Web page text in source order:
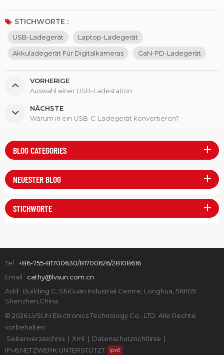
STICHWORTE :
USB-Ladegerät
Laptop-Ladegerät
Akkuladegerät Für Digitalkameras
GaN-PD-Ladegerät
VORHERIGE
Auswahl einer USB-Ladestation
NÄCHSTE
Warum in ein USB-C-Ladegerät konvertieren?
BLOG CATEGORIES
NEUESTER BLOG
STICHWORTE
Tel : +86-755-81700630/81700626/28108616
Email : cathy@lvsun.com.cn
Add : Building C, ShiGuan Industrial Centre, Longhua, 518109
Shenzhen,China
© 2026 LVSUN Electronics Technology Co., LTD. Alle Rechte
vorbehalten.
Seitenverzeichnis | Xml | Datenschutzrichtlinie |
IPv6 NETZWERK UNTERSTÜTZT